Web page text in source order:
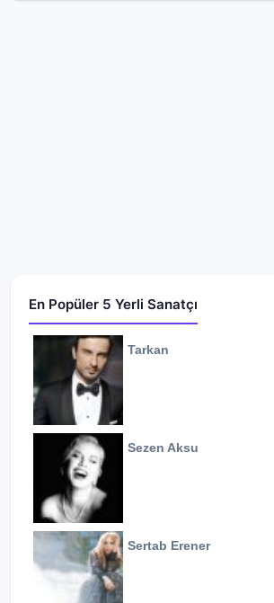
En Popüler 5 Yerli Sanatçı
Tarkan
Sezen Aksu
Sertab Erener